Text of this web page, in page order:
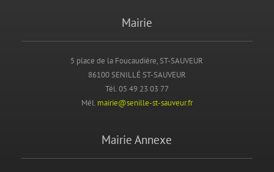
Mairie
5 place de la Foucaudière, ST-SAUVEUR
86100 SENILLÉ ST-SAUVEUR
Tél. 05 49 23 03 77
Mél. mairie@senille-st-sauveur.fr
Mairie Annexe